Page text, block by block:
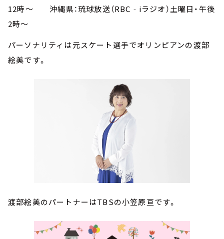
12時～ 沖縄県：琉球放送（RBC‐iラジオ）土曜日・午後
2時～
パーソナリティは元スケート選手でオリンピアンの渡部
絵美です。
渡部絵美のパートナーはTBSの小笠原亘です。